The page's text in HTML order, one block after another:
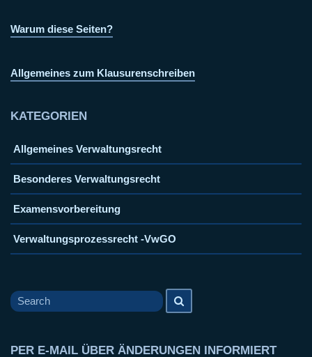
Warum diese Seiten?
Allgemeines zum Klausurenschreiben
KATEGORIEN
Allgemeines Verwaltungsrecht
Besonderes Verwaltungsrecht
Examensvorbereitung
Verwaltungsprozessrecht -VwGO
Search
for
PER E-MAIL ÜBER ÄNDERUNGEN INFORMIERT